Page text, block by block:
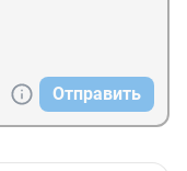
Отправить